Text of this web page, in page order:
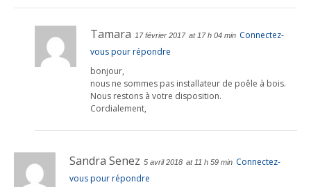
Tamara 17 février 2017 at 17 h 04 min Connectez-
vous pour répondre
bonjour,
nous ne sommes pas installateur de poêle à bois.
Nous restons à votre disposition.
Cordialement,
Sandra Senez 5 avril 2018 at 11 h 59 min Connectez-
vous pour répondre